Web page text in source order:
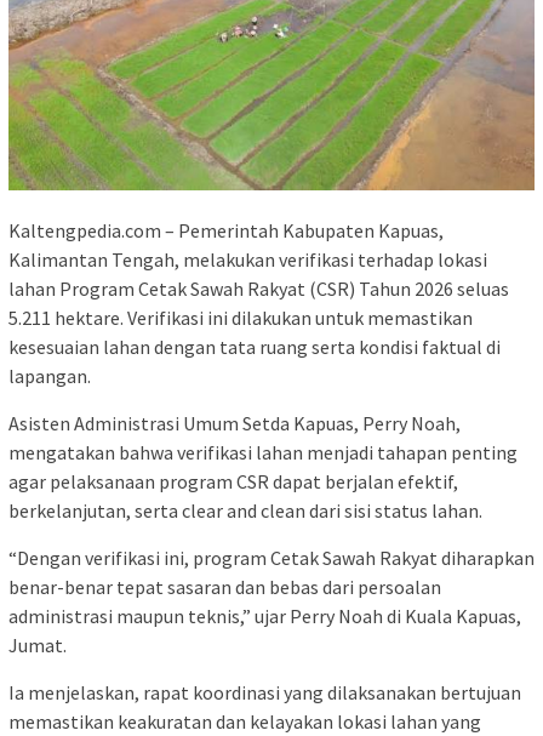
Kaltengpedia.com – Pemerintah Kabupaten Kapuas,
Kalimantan Tengah, melakukan verifikasi terhadap lokasi
lahan Program Cetak Sawah Rakyat (CSR) Tahun 2026 seluas
5.211 hektare. Verifikasi ini dilakukan untuk memastikan
kesesuaian lahan dengan tata ruang serta kondisi faktual di
lapangan.
Asisten Administrasi Umum Setda Kapuas, Perry Noah,
mengatakan bahwa verifikasi lahan menjadi tahapan penting
agar pelaksanaan program CSR dapat berjalan efektif,
berkelanjutan, serta clear and clean dari sisi status lahan.
“Dengan verifikasi ini, program Cetak Sawah Rakyat diharapkan
benar-benar tepat sasaran dan bebas dari persoalan
administrasi maupun teknis,” ujar Perry Noah di Kuala Kapuas,
Jumat.
Ia menjelaskan, rapat koordinasi yang dilaksanakan bertujuan
memastikan keakuratan dan kelayakan lokasi lahan yang